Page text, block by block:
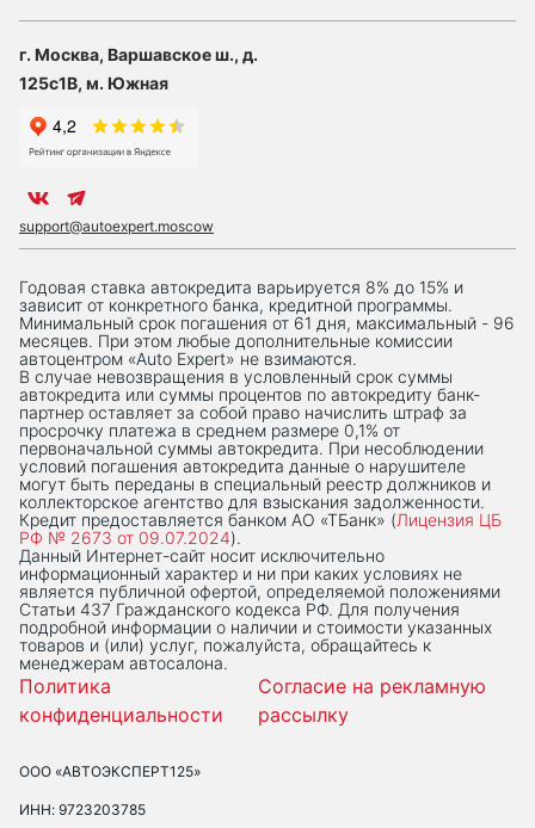
г. Москва, Варшавское ш., д.
125с1В, м. Южная
support@autoexpert.moscow
Годовая ставка автокредита варьируется 8% до 15% и
зависит от конкретного банка, кредитной программы.
Минимальный срок погашения от 61 дня, максимальный - 96
месяцев. При этом любые дополнительные комиссии
автоцентром «Auto Expert» не взимаются.
В случае невозвращения в условленный срок суммы
автокредита или суммы процентов по автокредиту банк-
партнер оставляет за собой право начислить штраф за
просрочку платежа в среднем размере 0,1% от
первоначальной суммы автокредита. При несоблюдении
условий погашения автокредита данные о нарушителе
могут быть переданы в специальный реестр должников и
коллекторское агентство для взыскания задолженности.
Кредит предоставляется банком АО «ТБанк» (Лицензия ЦБ
РФ № 2673 от 09.07.2024).
Данный Интернет-сaйт носит исключительно
информационный характер и ни при каких условиях не
является публичной офертой, определяемой положениями
Статьи 437 Гражданского кодекса РФ. Для получения
подробной информации о наличии и стоимости указанных
товаров и (или) услуг, пожалуйста, обращайтесь к
менеджерам автосалона.
Политика
конфиденциальности
Согласие на рекламную
рассылку
ООО «АВТОЭКСПЕРТ125»
ИНН: 9723203785